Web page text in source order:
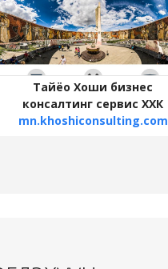
Тайёо Хоши бизнес
консалтинг сервис ХХК
mn.khoshiconsulting.com